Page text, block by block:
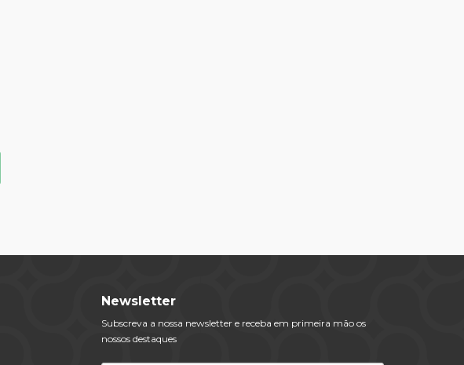
Newsletter
Subscreva a nossa newsletter e receba em primeira mão os
nossos destaques